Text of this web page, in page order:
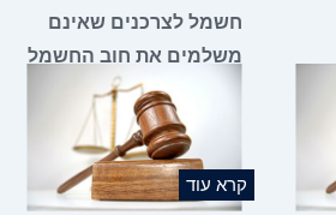
חשמל לצרכנים שאינם
משלמים את חוב החשמל
14.12.2017
קרא עוד